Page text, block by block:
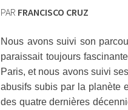
PAR FRANCISCO CRUZ
Nous avons suivi son
paraissait toujours
Paris, et nous avons suivi
abusifs subis par la planète
des quatre dernières